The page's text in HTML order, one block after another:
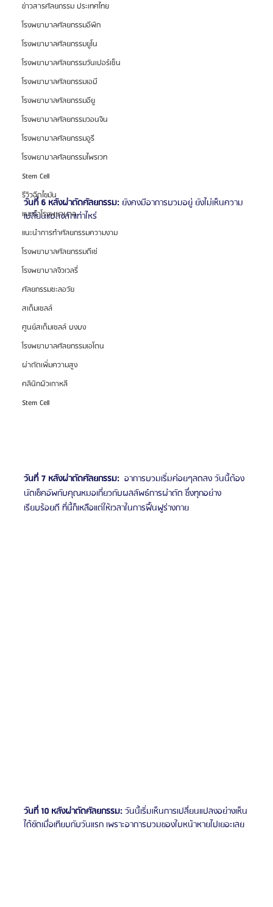
ข่าวสารศัลยกรรม ประเทศไทย
โรงพยาบาลศัลยกรรมอีพิก
โรงพยาบาลศัลยกรรมยูโน
โรงพยาบาลศัลยกรรมวันเปอร์เซ็น
โรงพยาบาลศัลยกรรมเอบี
โรงพยาบาลศัลยกรรมอียู
โรงพยาบาลศัลยกรรมวอนจิน
โรงพยาบาลศัลยกรรมอูรี
โรงพยาบาลศัลยกรรมไพรเวท
Stem Cell
รีวิวฉีดไขมัน
แนะนำโรงพยาบาล
แนะนำการทำศัลยกรรมความงาม
โรงพยาบาลศัลยกรรมดีเซ่
โรงพยาบาลจิวเวลรี่
ศัลยกรรมชะลอวัย
สเต็มเซลล์
ศูนย์สเต็มเซลล์ บงบง
โรงพยาบาลศัลยกรรมเอโตน
ผ่าตัดเพิ่มความสูง
คลินิกผิวเกาหลี
Stem Cell
วันที่ 6 หลังผ่าตัดศัลยกรรม: ยังคงมีอาการบวมอยู่ ยังไม่เห็นความ
เปลี่ยนแปลงสักเท่าไหร่
วันที่ 7 หลังผ่าตัดศัลยกรรม:
  อาการบวมเริ่มค่อยๆลดลง วันนี้ต้อง
นัดเช็คอัพกับคุณหมอเกี่ยวกับผลลัพธ์การผ่าตัด ซึ่งทุกอย่าง
เรียบร้อยดี ที่นี้ก็เหลือแต่ให้เวลาในการฟื้นฟูร่างกาย
วันที่ 10 หลังผ่าตัดศัลยกรรม: วันนี้เริ่มเห็นการเปลี่ยนแปลงอย่างเห็น
ได้ชัดเมื่อเทียบกับวันแรก เพราะอาการบวมของใบหน้าหายไปเยอะเลย